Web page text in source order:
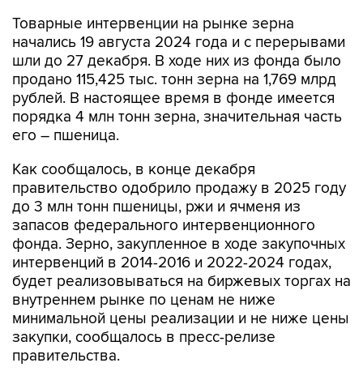
Товарные интервенции на рынке зерна
начались 19 августа 2024 года и с перерывами
шли до 27 декабря. В ходе них из фонда было
продано 115,425 тыс. тонн зерна на 1,769 млрд
рублей. В настоящее время в фонде имеется
порядка 4 млн тонн зерна, значительная часть
его – пшеница.
Как сообщалось, в конце декабря
правительство одобрило продажу в 2025 году
до 3 млн тонн пшеницы, ржи и ячменя из
запасов федерального интервенционного
фонда. Зерно, закупленное в ходе закупочных
интервенций в 2014-2016 и 2022-2024 годах,
будет реализовываться на биржевых торгах на
внутреннем рынке по ценам не ниже
минимальной цены реализации и не ниже цены
закупки, сообщалось в пресс-релизе
правительства.